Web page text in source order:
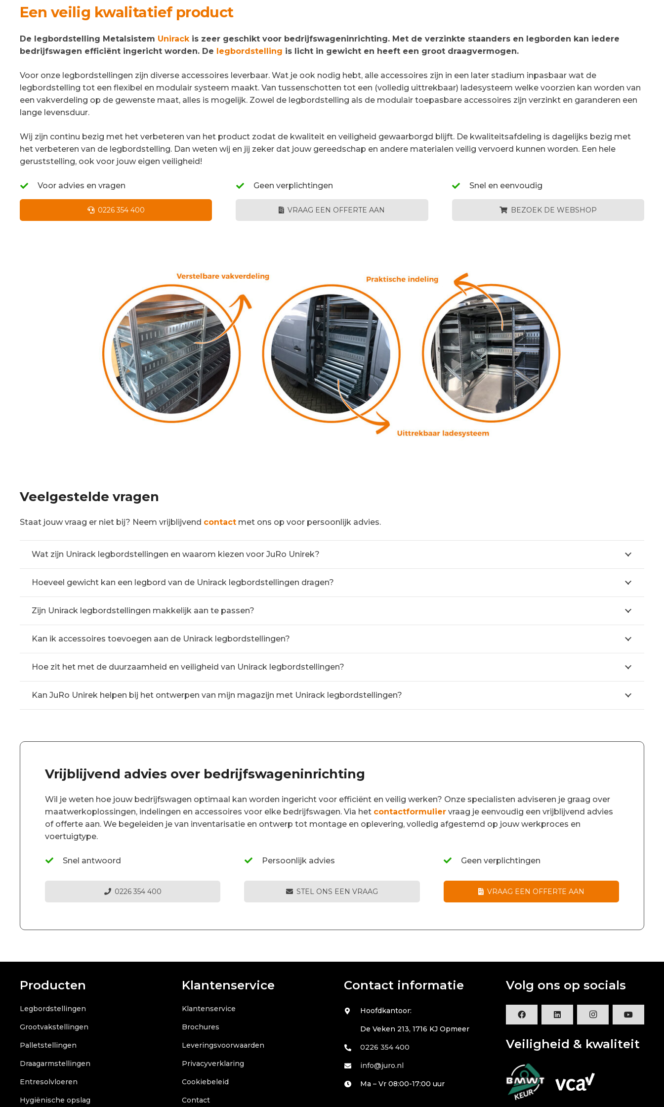
Een veilig kwalitatief product
De legbordstelling Metalsistem Unirackis zeer geschikt voor bedrijfswageninrichting. Met de verzinkte staanders en legborden kan iedere
bedrijfswagen efficiënt ingericht worden. De legbordstelling is licht in gewicht en heeft een groot draagvermogen.
Voor onze legbordstellingen zijn diverse accessoires leverbaar. Wat je ook nodig hebt, alle accessoires zijn in een later stadium inpasbaar wat de
legbordstelling tot een flexibel en modulair systeem maakt. Van tussenschotten tot een (volledig uittrekbaar) ladesysteem welke voorzien kan worden van
een vakverdeling op de gewenste maat, alles is mogelijk. Zowel de legbordstelling als de modulair toepasbare accessoires zijn verzinkt en garanderen een
lange levensduur.
Wij zijn continu bezig met het verbeteren van het product zodat de kwaliteit en veiligheid gewaarborgd blijft. De kwaliteitsafdeling is dagelijks bezig met
het verbeteren van de legbordstelling. Dan weten wij en jij zeker dat jouw gereedschap en andere materialen veilig vervoerd kunnen worden. Een hele
geruststelling, ook voor jouw eigen veiligheid!
Voor advies en vragen
0226 354 400
Geen verplichtingen
VRAAG EEN OFFERTE AAN
Snel en eenvoudig
BEZOEK DE WEBSHOP
Veelgestelde vragen
Staat jouw vraag er niet bij? Neem vrijblijvend contact met ons op voor persoonlijk advies.
Wat zijn Unirack legbordstellingen en waarom kiezen voor JuRo Unirek?
Hoeveel gewicht kan een legbord van de Unirack legbordstellingen dragen?
Zijn Unirack legbordstellingen makkelijk aan te passen?
Kan ik accessoires toevoegen aan de Unirack legbordstellingen?
Hoe zit het met de duurzaamheid en veiligheid van Unirack legbordstellingen?
Kan JuRo Unirek helpen bij het ontwerpen van mijn magazijn met Unirack legbordstellingen?
Vrijblijvend advies over bedrijfswageninrichting
Wil je weten hoe jouw bedrijfswagen optimaal kan worden ingericht voor efficiënt en veilig werken? Onze specialisten adviseren je graag over
maatwerkoplossingen, indelingen en accessoires voor elke bedrijfswagen. Via het contactformulier vraag je eenvoudig een vrijblijvend advies
of offerte aan. We begeleiden je van inventarisatie en ontwerp tot montage en oplevering, volledig afgestemd op jouw werkproces en
voertuigtype.
Snel antwoord
0226 354 400
Persoonlijk advies
STEL ONS EEN VRAAG
Geen verplichtingen
VRAAG EEN OFFERTE AAN
Producten
Legbordstellingen
Grootvakstellingen
Palletstellingen
Draagarmstellingen
Entresolvloeren
Hygiënische opslag
Klantenservice
Klantenservice
Brochures
Leveringsvoorwaarden
Privacyverklaring
Cookiebeleid
Contact
Contact informatie
Hoofdkantoor:
De Veken 213, 1716 KJ Opmeer
0226 354 400
info@juro.nl
Ma – Vr 08:00-17:00 uur
Volg ons op socials
Veiligheid & kwaliteit